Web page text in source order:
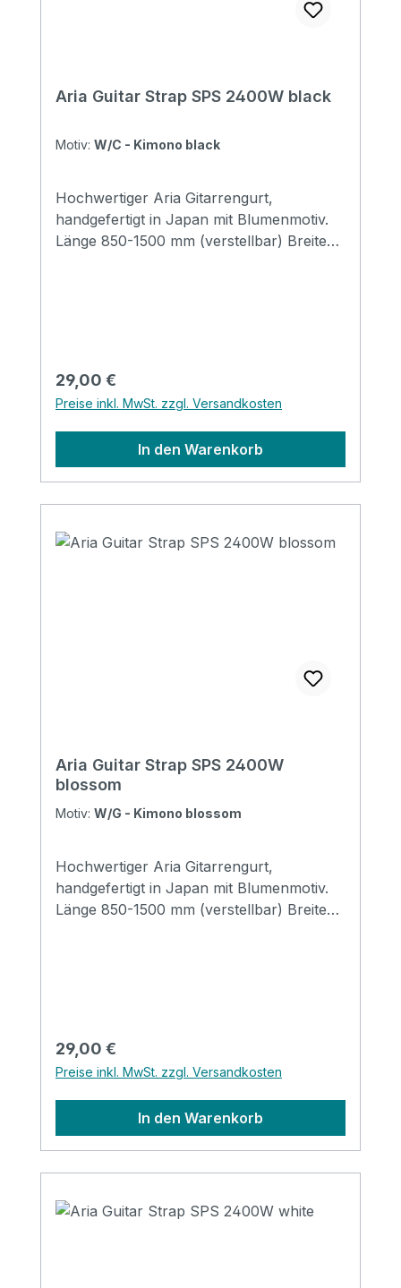
Aria Guitar Strap SPS 2400W black
Motiv: W/C - Kimono black
Hochwertiger Aria Gitarrengurt,
handgefertigt in Japan mit Blumenmotiv.
Länge 850-1500 mm (verstellbar) Breite
Regulärer Preis:
29,00 €
Preise inkl. MwSt. zzgl. Versandkosten
In den Warenkorb
Aria Guitar Strap SPS 2400W
blossom
Motiv: W/G - Kimono blossom
Hochwertiger Aria Gitarrengurt,
handgefertigt in Japan mit Blumenmotiv.
Länge 850-1500 mm (verstellbar) Breite
Regulärer Preis:
29,00 €
Preise inkl. MwSt. zzgl. Versandkosten
In den Warenkorb